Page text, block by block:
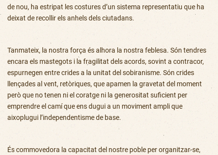
de nou, ha estripat les costures d’un sistema representatiu que ha
deixat de recollir els anhels dels ciutadans.
Tanmateix, la nostra força és alhora la nostra feblesa. Són tendres
encara els mastegots i la fragilitat dels acords, sovint a contracor,
espurnegen entre crides a la unitat del sobiranisme. Són crides
llençades al vent, retòriques, que apamen la gravetat del moment
però que no tenen ni el coratge ni la generositat suficient per
emprendre el camí que ens dugui a un moviment ampli que
aixoplugui l’independentisme de base.
És commovedora la capacitat del nostre poble per organitzar-se,